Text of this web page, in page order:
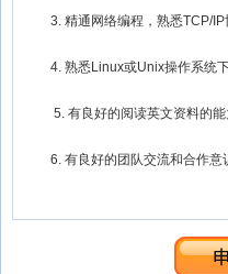
3. 精通网络编程，熟悉TCP/IP
4. 熟悉Linux或Unix操作系统下
5. 有良好的阅读英文资料的能
6. 有良好的团队交流和合作意